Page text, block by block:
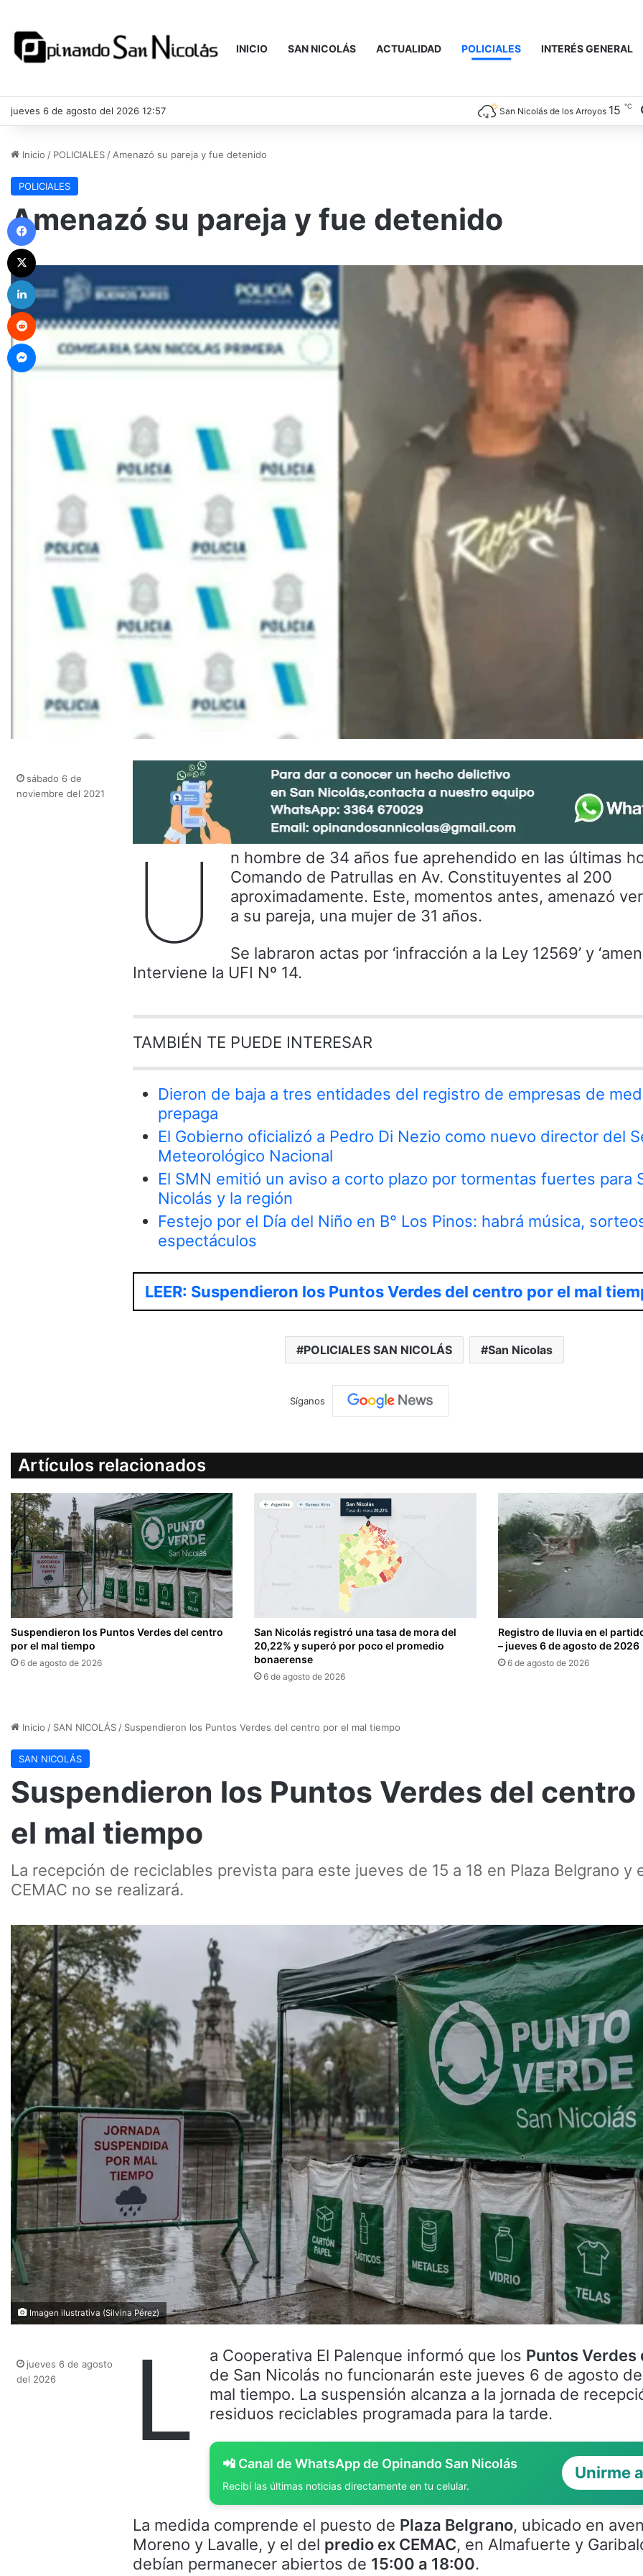
INICIO SAN NICOLÁS ACTUALIDAD POLICIALES INTERÉS GENERAL
jueves 6 de agosto del 2026 12:57 San Nicolás de los Arroyos 15 ℃
Inicio / POLICIALES / Amenazó su pareja y fue detenido
POLICIALES
Amenazó su pareja y fue detenido
U
n hombre de 34 años fue aprehendido en las últimas
Comando de Patrullas en Av. Constituyentes al 200
aproximadamente. Este, momentos antes, amenazó
a su pareja, una mujer de 31 años.
Se labraron actas por ‘infracción a la Ley 12569’ y
Interviene la UFI Nº 14.
TAMBIÉN TE PUEDE INTERESAR
Dieron de baja a tres entidades del registro de empresas de
prepaga
El Gobierno oficializó a Pedro Di Nezio como nuevo director del
Meteorológico Nacional
El SMN emitió un aviso a corto plazo por tormentas fuertes para
Nicolás y la región
Festejo por el Día del Niño en B° Los Pinos: habrá música,
espectáculos
LEER: Suspendieron los Puntos Verdes del centro por el mal
POLICIALES SAN NICOLÁS San Nicolas
sábado 6 de
noviembre del 2021
Síganos
Artículos relacionados
Suspendieron los Puntos Verdes del centro
por el mal tiempo
6 de agosto de 2026
San Nicolás registró una tasa de mora del
20,22% y superó por poco el promedio
bonaerense
6 de agosto de 2026
Registro de lluvia en el
– jueves 6 de agosto de 2026
6 de agosto de 2026
Facebook
LinkedIn
Reddit
Messenger